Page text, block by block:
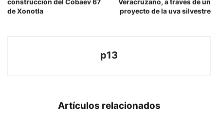
construcción del Cobaev 67
de Xonotla
Veracruzano, a través de un
proyecto de la uva silvestre
p13
Artículos relacionados